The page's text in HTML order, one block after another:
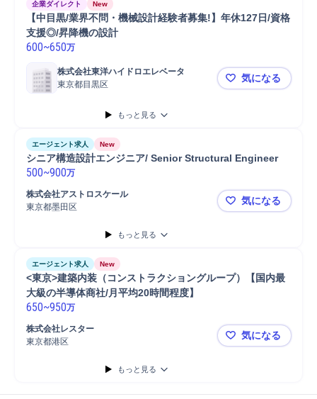
企業ダイレクト New
【中目黒/業界不問・機械設計経験者募集!】年休127日/資格
支援◎/昇降機の設計
600~650万
株式会社東洋ハイドロエレベータ
東京都目黒区
【中目黒/
気になる
もっと見る
エージェント求人 New
シニア構造設計エンジニア/ Senior Structural Engineer
500~900万
株式会社アストロスケール
東京都墨田区
シニア構造
気になる
もっと見る
エージェント求人 New
<東京>建築内装（コンストラクショングループ）【国内最
大級の半導体商社/月平均20時間程度】
650~950万
株式会社レスター
東京都港区
<東京>建築
気になる
もっと見る